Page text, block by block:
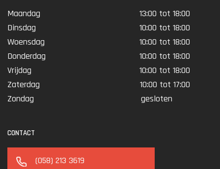
Maandag
13:00 tot 18:00
Dinsdag
10:00 tot 18:00
Woensdag
10:00 tot 18:00
Donderdag
10:00 tot 18:00
Vrijdag
10:00 tot 18:00
Zaterdag
10:00 tot 17:00
Zondag
gesloten
CONTACT
(058) 213 3619